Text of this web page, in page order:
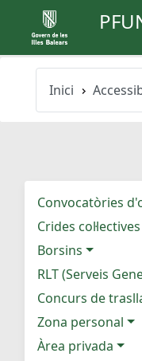
Inici
Convocatòries
Crides col·lectives
Borsins
RLT (Serveis
Concurs de
Zona personal
Àrea privada